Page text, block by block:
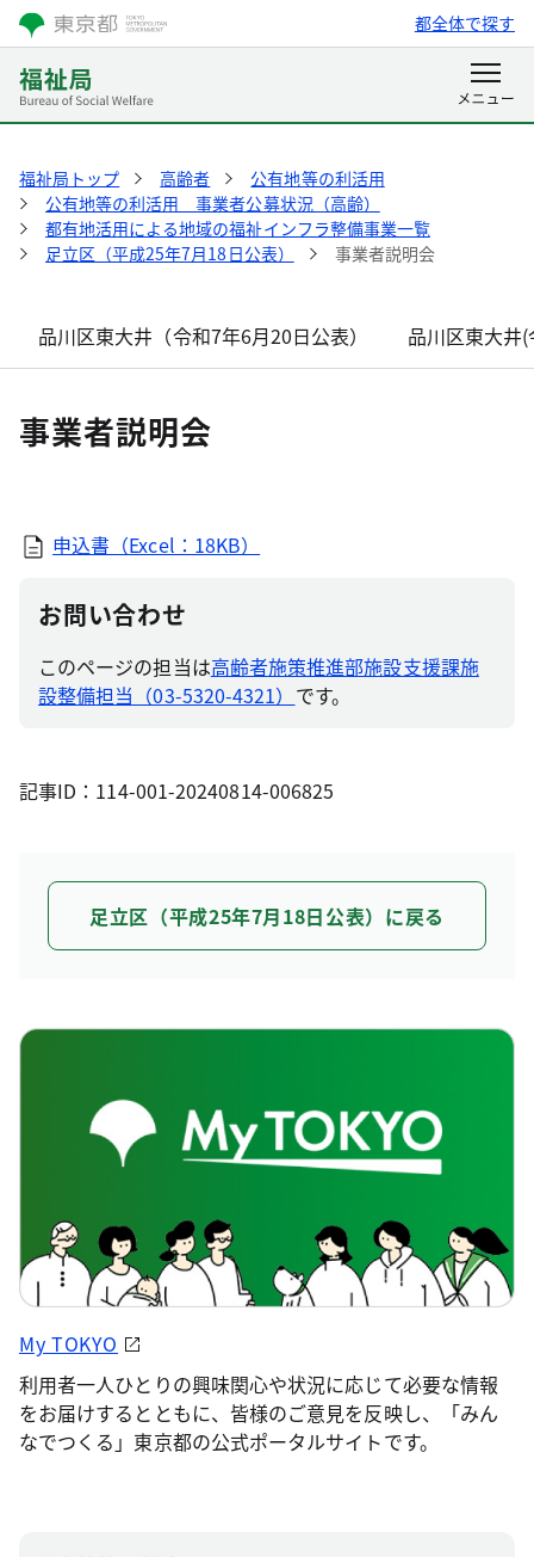
都全体で探す
福祉局トップ 高齢者
公有地等の利活用
公有地等の利活用 事業者公募状況（高齢）
都有地活用による地域の福祉インフラ整備事業一覧
足立区（平成25年7月18日公表）
事業者説明会
品川区東大井（令和7年6月20日公表） 品川区東大井
事業者説明会
申込書（Excel：18KB）
お問い合わせ
このページの担当は高齢者施策推進部施設支援課施
設整備担当（03-5320-4321） です。
記事ID：114-001-20240814-006825
足立区（平成25年7月18日公表）に戻る
My TOKYO
利用者一人ひとりの興味関心や状況に応じて必要な情報
をお届けするとともに、皆様のご意見を反映し、「みん
なでつくる」東京都の公式ポータルサイトです。